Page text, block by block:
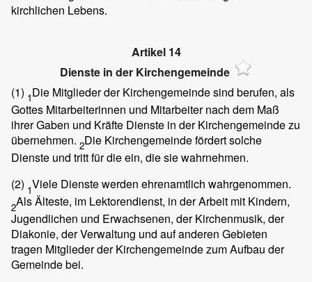
kirchlichen Lebens.
Artikel 14
Dienste in der Kirchengemeinde
(1) 1Die Mitglieder der Kirchengemeinde sind berufen, als
Gottes Mitarbeiterinnen und Mitarbeiter nach dem Maß
ihrer Gaben und Kräfte Dienste in der Kirchengemeinde zu
übernehmen. 2Die Kirchengemeinde fördert solche
Dienste und tritt für die ein, die sie wahrnehmen.
(2) 1Viele Dienste werden ehrenamtlich wahrgenommen.
2Als Älteste, im Lektorendienst, in der Arbeit mit Kindern,
Jugendlichen und Erwachsenen, der Kirchenmusik, der
Diakonie, der Verwaltung und auf anderen Gebieten
tragen Mitglieder der Kirchengemeinde zum Aufbau der
Gemeinde bei.